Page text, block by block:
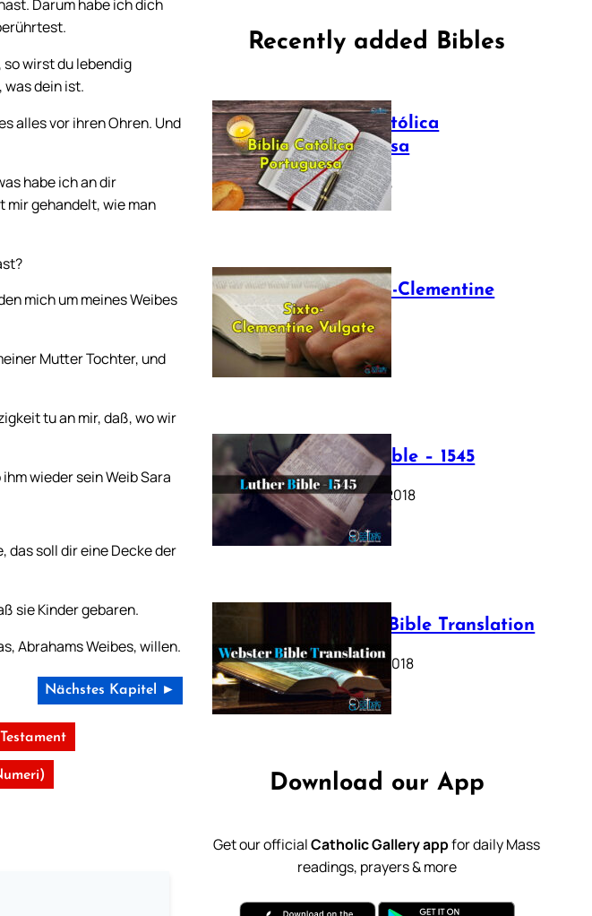
Darum habe ich dich
so wirst du lebendig
was dein ist.
alles vor ihren Ohren. Und
habe ich an dir
mir gehandelt, wie man
mich um meines Weibes
Mutter Tochter, und
tu an mir, daß, wo wir
wieder sein Weib Sara
das soll dir eine Decke der
sie Kinder gebaren.
Abrahams Weibes, willen.
Nächstes Kapitel ►
Recently added Bibles
Bíblia Católica
Portuguesa
July 16, 2025
The Sixto-Clementine
Vulgate
July 12, 2025
Luther Bible – 1545
October 17, 2018
Webster Bible Translation
October 11, 2018
Download our App
Get our officialCatholic Gallery appfor daily Mass
readings, prayers & more